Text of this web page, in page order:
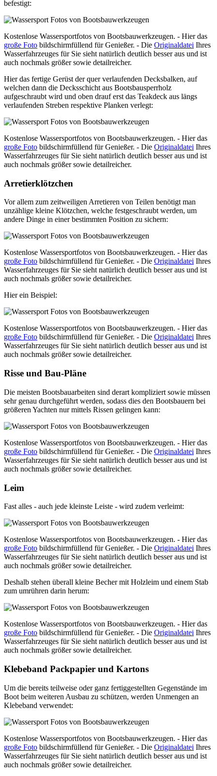
befestigt:
Kostenlose Wassersportfotos von Bootsbauwerkzeugen. - Hier das
große Foto bildschirmfüllend für Genießer. - Die Originaldatei Ihres
Wasserfahrzeuges für Sie sieht natürlich deutlich besser aus und ist
auch nochmals größer sowie detailreicher.
Hier das fertige Gerüst der quer verlaufenden Decksbalken, auf
welchen dann die Decksschicht aus Bootsbausperrholz
aufgeschraubt wird und oben drauf erst das Teakdeck aus längs
verlaufenden Streben respektive Planken verlegt:
Kostenlose Wassersportfotos von Bootsbauwerkzeugen. - Hier das
große Foto bildschirmfüllend für Genießer. - Die Originaldatei Ihres
Wasserfahrzeuges für Sie sieht natürlich deutlich besser aus und ist
auch nochmals größer sowie detailreicher.
Arretierklötzchen
Vor allem zum zeitweiligen Arretieren von Teilen benötigt man
unzählige kleine Klötzchen, welche festgeschraubt werden, um
andere Dinge in einer bestimmten Position zu sichern:
Kostenlose Wassersportfotos von Bootsbauwerkzeugen. - Hier das
große Foto bildschirmfüllend für Genießer. - Die Originaldatei Ihres
Wasserfahrzeuges für Sie sieht natürlich deutlich besser aus und ist
auch nochmals größer sowie detailreicher.
Hier ein Beispiel:
Kostenlose Wassersportfotos von Bootsbauwerkzeugen. - Hier das
große Foto bildschirmfüllend für Genießer. - Die Originaldatei Ihres
Wasserfahrzeuges für Sie sieht natürlich deutlich besser aus und ist
auch nochmals größer sowie detailreicher.
Risse und Bau-Pläne
Die meisten Bootsbauarbeiten sind derart kompliziert sowie müssen
sehr genau durchgeführt werden, sodass dies den Bootsbauern bei
größeren Yachten nur mittels Rissen gelingen kann:
Kostenlose Wassersportfotos von Bootsbauwerkzeugen. - Hier das
große Foto bildschirmfüllend für Genießer. - Die Originaldatei Ihres
Wasserfahrzeuges für Sie sieht natürlich deutlich besser aus und ist
auch nochmals größer sowie detailreicher.
Leim
Fast alles - auch jede kleinste Leiste - wird zudem verleimt:
Kostenlose Wassersportfotos von Bootsbauwerkzeugen. - Hier das
große Foto bildschirmfüllend für Genießer. - Die Originaldatei Ihres
Wasserfahrzeuges für Sie sieht natürlich deutlich besser aus und ist
auch nochmals größer sowie detailreicher.
Deshalb stehen überall kleine Becher mit Holzleim und einem Stab
zum umrühren darin herum:
Kostenlose Wassersportfotos von Bootsbauwerkzeugen. - Hier das
große Foto bildschirmfüllend für Genießer. - Die Originaldatei Ihres
Wasserfahrzeuges für Sie sieht natürlich deutlich besser aus und ist
auch nochmals größer sowie detailreicher.
Klebeband Packpapier und Kartons
Um die bereits teilweise oder ganz fertiggestellten Gegenstände im
Boot beim weiteren Ausbau zu schützen, werden Unmengen an
Klebeband verwendet:
Kostenlose Wassersportfotos von Bootsbauwerkzeugen. - Hier das
große Foto bildschirmfüllend für Genießer. - Die Originaldatei Ihres
Wasserfahrzeuges für Sie sieht natürlich deutlich besser aus und ist
auch nochmals größer sowie detailreicher.